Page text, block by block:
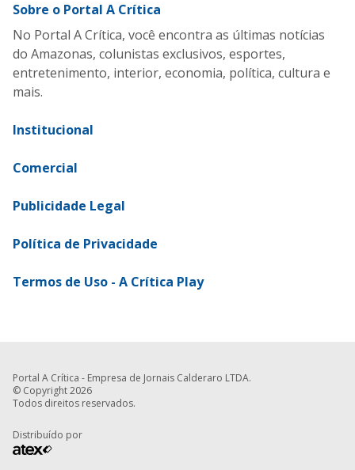
Sobre o Portal A Crítica
No Portal A Crítica, você encontra as últimas notícias
do Amazonas, colunistas exclusivos, esportes,
entretenimento, interior, economia, política, cultura e
mais.
Institucional
Comercial
Publicidade Legal
Política de Privacidade
Termos de Uso - A Crítica Play
Portal A Crítica - Empresa de Jornais Calderaro LTDA.
© Copyright 2026
Todos direitos reservados.
Distribuído por